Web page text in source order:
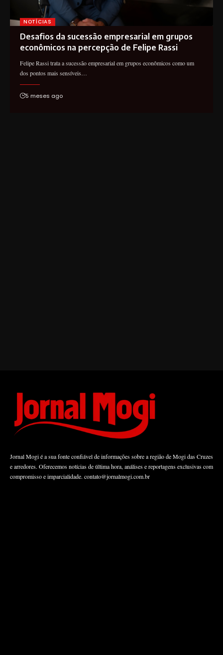
NOTÍCIAS
Desafios da sucessão empresarial em grupos
econômicos na percepção de Felipe Rassi
Felipe Rassi trata a sucessão empresarial em grupos econômicos como um
dos pontos mais sensíveis…
5 meses ago
Jornal Mogi é a sua fonte confiável de informações sobre a região de Mogi das Cruzes
e arredores. Oferecemos notícias de última hora, análises e reportagens exclusivas com
compromisso e imparcialidade. contato@jornalmogi.com.br